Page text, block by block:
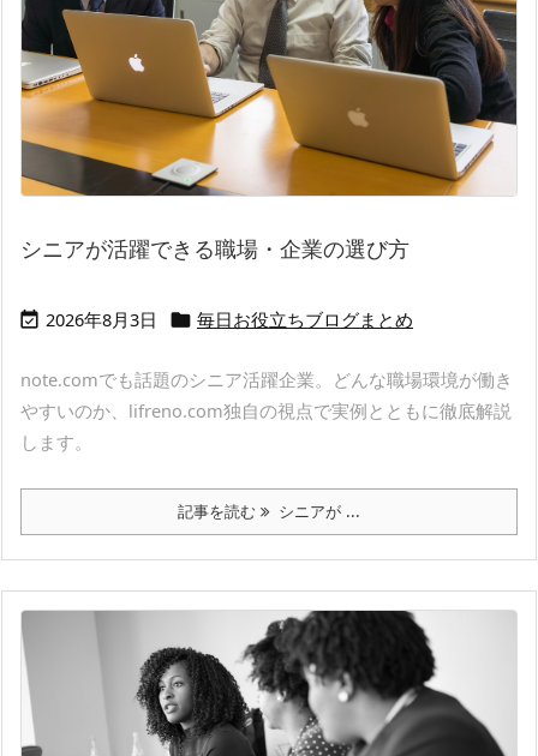
シニアが活躍できる職場・企業の選び方
 2026年8月3日  毎日お役立ちブログまとめ
note.comでも話題のシニア活躍企業。どんな職場環境が働き
やすいのか、lifreno.com独自の視点で実例とともに徹底解説
します。
記事を読む シニアが ...